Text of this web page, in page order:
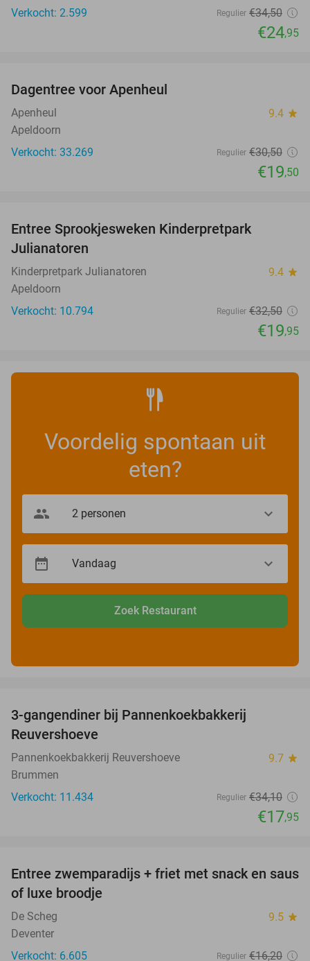
Verkocht: 2.599 Regulier €34,50
€24,95
Dagentree voor Apenheul
Apenheul 9.4 star
Apeldoorn
Verkocht: 33.269
Regulier €30,50
€19,50
Entree Sprookjesweken Kinderpretpark
Julianatoren
Kinderpretpark Julianatoren 9.4 star
Apeldoorn
Verkocht: 10.794
Regulier €32,50
€19,95
Voordelig spontaan uit
eten?
Zoek Restaurant
3-gangendiner bij Pannenkoekbakkerij
Reuvershoeve
Pannenkoekbakkerij Reuvershoeve 9.7 star
Brummen
Verkocht: 11.434
Regulier €34,10
€17,95
20%
Entree zwemparadijs + friet met snack en saus
of luxe broodje
De Scheg 9.5 star
Deventer
Verkocht: 6.605
Regulier €16,20